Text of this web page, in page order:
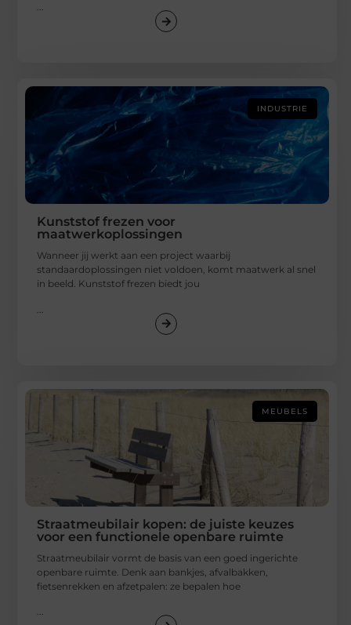
...
INDUSTRIE
Kunststof frezen voor
maatwerkoplossingen
Wanneer jij werkt aan een project waarbij
standaardoplossingen niet voldoen, komt maatwerk al snel
in beeld. Kunststof frezen biedt jou
MEUBELS
Straatmeubilair kopen: de juiste keuzes
voor een functionele openbare ruimte
Straatmeubilair vormt de basis van een goed ingerichte
openbare ruimte. Denk aan bankjes, afvalbakken,
fietsenrekken en afzetpalen: ze bepalen hoe
...